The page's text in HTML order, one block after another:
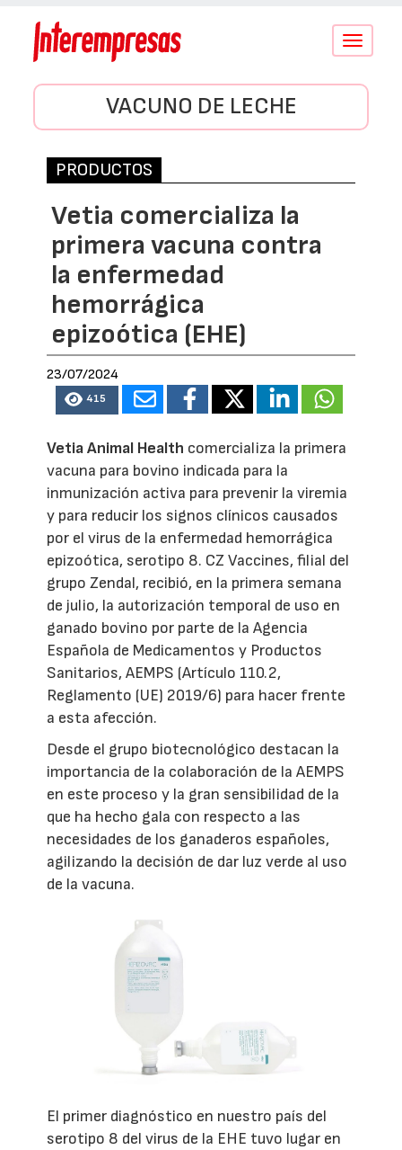
Conmutar
VACUNO DE LECHE
PRODUCTOS
Vetia comercializa la
primera vacuna contra
la enfermedad
hemorrágica
epizoótica (EHE)
23/07/2024
415
Vetia Animal Health comercializa la primera
vacuna para bovino indicada para la
inmunización activa para prevenir la viremia
y para reducir los signos clínicos causados
por el virus de la enfermedad hemorrágica
epizoótica, serotipo 8. CZ Vaccines, filial del
grupo Zendal, recibió, en la primera semana
de julio, la autorización temporal de uso en
ganado bovino por parte de la Agencia
Española de Medicamentos y Productos
Sanitarios, AEMPS (Artículo 110.2,
Reglamento (UE) 2019/6) para hacer frente
a esta afección.
Desde el grupo biotecnológico destacan la
importancia de la colaboración de la AEMPS
en este proceso y la gran sensibilidad de la
que ha hecho gala con respecto a las
necesidades de los ganaderos españoles,
agilizando la decisión de dar luz verde al uso
de la vacuna.
El primer diagnóstico en nuestro país del
serotipo 8 del virus de la EHE tuvo lugar en